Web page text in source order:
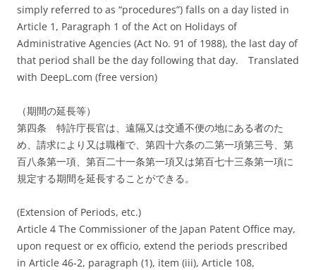
simply referred to as “procedures”) falls on a day listed in
Article 1, Paragraph 1 of the Act on Holidays of
Administrative Agencies (Act No. 91 of 1988), the last day of
that period shall be the day following that day. Translated
with DeepL.com (free version)
（期間の延長等）
第四条 特許庁長官は、遠隔又は交通不便の地にある者のた
め、請求により又は職権で、第四十六条の二第一項第三号、第
百八条第一項、第百二十一条第一項又は第百七十三条第一項に
規定する期間を延長することができる。
(Extension of Periods, etc.)
Article 4 The Commissioner of the Japan Patent Office may,
upon request or ex officio, extend the periods prescribed
in Article 46-2, paragraph (1), item (iii), Article 108,